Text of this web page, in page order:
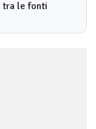
tra le fonti